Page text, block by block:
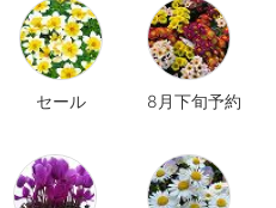
セール 8月下旬予約